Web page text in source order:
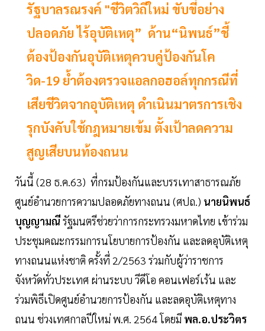
รัฐบาลรณรงค์ "ชีวิตวิถีใหม่ ขับขี่อย่าง
ปลอดภัย ไร้อุบัติเหตุ” ด้าน“นิพนธ์”ชี้
ต้องป้องกันอุบัติเหตุควบคู่ป้องกันโค
วิด-19 ย้ำต้องตรวจแอลกอฮอล์ทุกกรณีที่
เสียชีวิตจากอุบัติเหตุ ดำเนินมาตรการเชิง
รุกบังคับใช้กฎหมายเข้ม ตั้งเป้าลดความ
สูญเสียบนท้องถนน
วันนี้ (28 ธ.ค.63) ที่กรมป้องกันและบรรเทาสาธารณภัย
ศูนย์อำนวยการความปลอดภัยทางถนน (ศปถ.) นายนิพนธ์
บุญญามณีรัฐมนตรีช่วยว่าการกระทรวงมหาดไทย เข้าร่วม
ประชุมคณะกรรมการนโยบายการป้องกัน และลดอุบัติเหตุ
ทางถนนแห่งชาติ ครั้งที่ 2/2563 ร่วมกับผู้ว่าราชการ
จังหวัดทั่วประเทศ ผ่านระบบ วีดีโอ คอนเฟอร์เร้น และ
ร่วมพิธีเปิดศูนย์อำนวยการป้องกัน และลดอุบัติเหตุทาง
ถนน ช่วงเทศกาลปีใหม่ พ.ศ. 2564 โดยมี พล.อ.ประวิตร